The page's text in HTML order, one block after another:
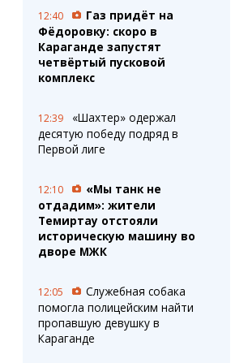
12:40
Газ придёт на
Фёдоровку: скоро в
Караганде запустят
четвёртый пусковой
комплекс
12:39
«Шахтер» одержал
десятую победу подряд в
Первой лиге
12:10
«Мы танк не
отдадим»: жители
Темиртау отстояли
историческую машину во
дворе МЖК
12:05
Служебная собака
помогла полицейским найти
пропавшую девушку в
Караганде